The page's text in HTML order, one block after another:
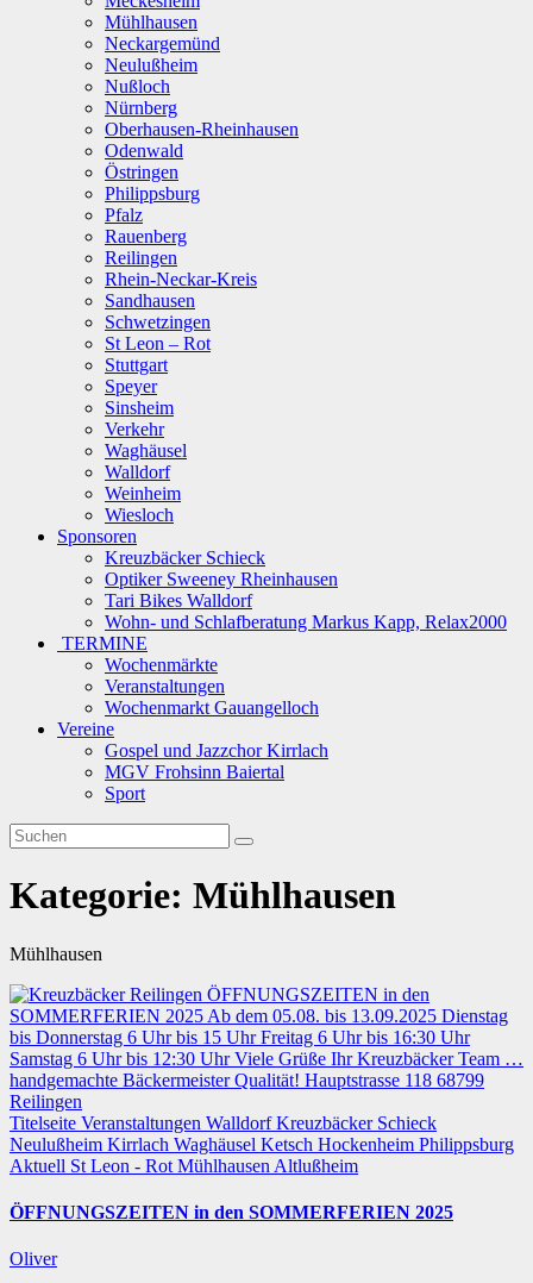
Mühlhausen
Neckargemünd
Neulußheim
Nußloch
Nürnberg
Oberhausen-Rheinhausen
Odenwald
Östringen
Philippsburg
Pfalz
Rauenberg
Reilingen
Rhein-Neckar-Kreis
Sandhausen
Schwetzingen
St Leon – Rot
Stuttgart
Speyer
Sinsheim
Verkehr
Waghäusel
Walldorf
Weinheim
Wiesloch
Sponsoren
Kreuzbäcker Schieck
Optiker Sweeney Rheinhausen
Tari Bikes Walldorf
Wohn- und Schlafberatung Markus Kapp, Relax2000
TERMINE
Wochenmärkte
Veranstaltungen
Wochenmarkt Gauangelloch
Vereine
Gospel und Jazzchor Kirrlach
MGV Frohsinn Baiertal
Sport
Kategorie: Mühlhausen
Mühlhausen
Titelseite Veranstaltungen WalldorfKreuzbäcker Schieck
Neulußheim Kirrlach Waghäusel Ketsch Hockenheim Philippsburg
Aktuell St Leon - Rot Mühlhausen Altlußheim
ÖFFNUNGSZEITEN in den SOMMERFERIEN 2025
Oliver